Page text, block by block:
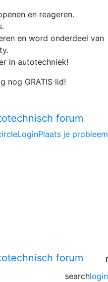
en reageren.
en word onderdeel van
in autotechniek!
nog GRATIS lid!
Plaats je probleem
Login
login
search